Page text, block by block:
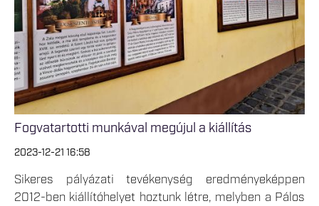
Fogvatartotti munkával megújul a kiállítás
2023-12-21 16:58
Sikeres pályázati tevékenység eredményeképpen
2012-ben kiállítóhelyet hoztunk létre, melyben a Pálos